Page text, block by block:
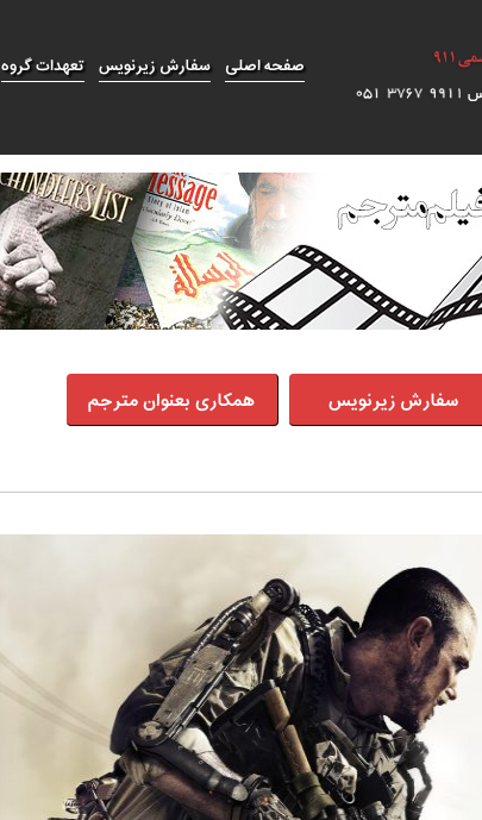
تعهدات گروه سفارش زیرنویس صفحه اصلی
سفارش زیرنویس همکاری بعنوان مترجم